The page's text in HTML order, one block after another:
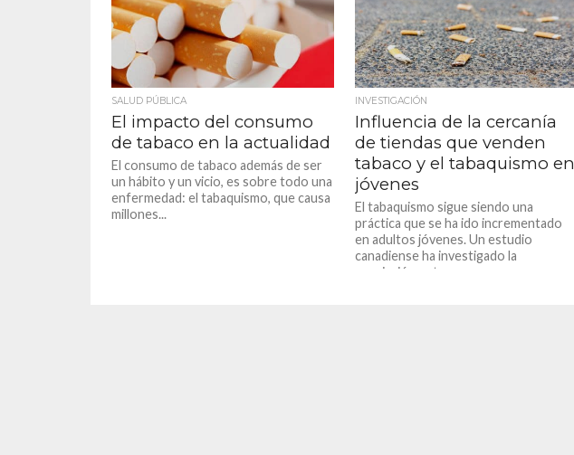
SALUD PÚBLICA
El impacto del consumo
de tabaco en la actualidad
El consumo de tabaco además de ser
un hábito y un vicio, es sobre todo una
enfermedad: el tabaquismo, que causa
millones...
INVESTIGACIÓN
Influencia de la cercanía
de tiendas que venden
tabaco y el tabaquismo en
jóvenes
El tabaquismo sigue siendo una
práctica que se ha ido incrementado
en adultos jóvenes. Un estudio
canadiense ha investigado la
asociación entre...